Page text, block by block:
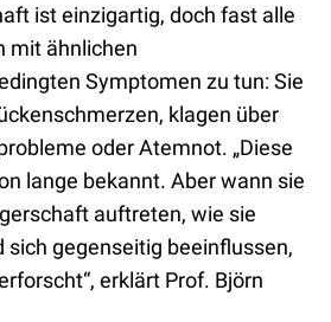
ist einzigartig, doch fast alle
mit ähnlichen
Symptomen zu tun: Sie
klagen über
oder Atemnot. „Diese
lange bekannt. Aber wann sie
auftreten, wie sie
sich gegenseitig beeinflussen,
erklärt Prof. Björn